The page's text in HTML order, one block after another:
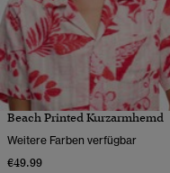
Beach Printed Kurzarmhemd
Weitere Farben verfügbar
€49.99